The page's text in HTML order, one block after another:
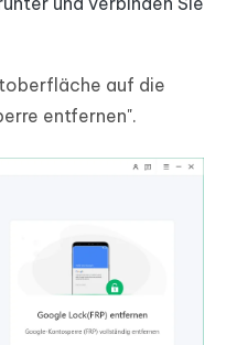
auf die
entfernen".